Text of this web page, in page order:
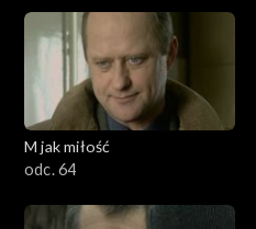
M jak miłość
odc. 64